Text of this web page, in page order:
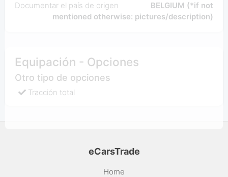
Documentar el país de origen
BELGIUM (*if not
mentioned otherwise: pictures/description)
Equipación - Opciones
Otro tipo de opciones
Tracción total
eCarsTrade
Home